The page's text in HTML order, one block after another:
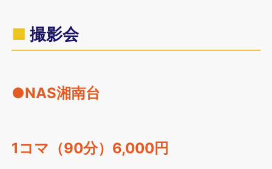
撮影会
●NAS湘南台
1コマ（90分）6,000円